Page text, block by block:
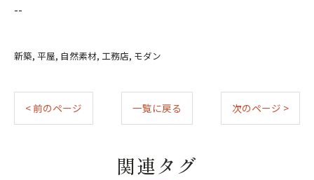
--
新築 平屋 自然素材 工務店 モダン
< 前のページ 一覧に戻る 次のページ >
関連タグ